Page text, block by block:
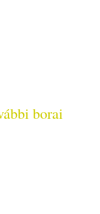
borai